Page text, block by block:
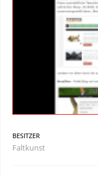
BESITZER
Faltkunst